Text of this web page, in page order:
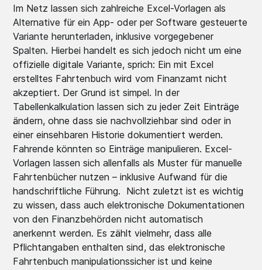
Im Netz lassen sich zahlreiche Excel-Vorlagen als
Alternative für ein App- oder per Software gesteuerte
Variante herunterladen, inklusive vorgegebener
Spalten. Hierbei handelt es sich jedoch nicht um eine
offizielle digitale Variante, sprich: Ein mit Excel
erstelltes Fahrtenbuch wird vom Finanzamt nicht
akzeptiert. Der Grund ist simpel. In der
Tabellenkalkulation lassen sich zu jeder Zeit Einträge
ändern, ohne dass sie nachvollziehbar sind oder in
einer einsehbaren Historie dokumentiert werden.
Fahrende könnten so Einträge manipulieren. Excel-
Vorlagen lassen sich allenfalls als Muster für manuelle
Fahrtenbücher nutzen – inklusive Aufwand für die
handschriftliche Führung. Nicht zuletzt ist es wichtig
zu wissen, dass auch elektronische Dokumentationen
von den Finanzbehörden nicht automatisch
anerkennt werden. Es zählt vielmehr, dass alle
Pflichtangaben enthalten sind, das elektronische
Fahrtenbuch manipulationssicher ist und keine